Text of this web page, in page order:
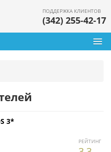
ПОДДЕРЖКА КЛИЕНТОВ
(342) 255-42-17
3*
РЕЙТИНГ